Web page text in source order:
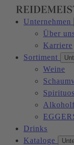
Unternehmen
Über
Karriere
Sortiment
Weine
Drinks
Kataloge